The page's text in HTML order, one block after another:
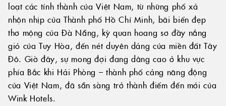
loạt các tỉnh thành của Việt Nam, từ những phố xá
nhộn nhịp của Thành phố Hồ Chí Minh, bãi biển đẹp
thơ mộng của Đà Nẵng, kỳ quan hoang sơ đầy nắng
gió của Tuy Hòa, đến nét duyên dáng của miền đất Tây
Đô. Giờ đây, sự mong đợi đang dâng cao ở khu vực
phía Bắc khi Hải Phòng – thành phố cảng năng động
của Việt Nam, đã sẵn sàng trở thành điểm đến mới của
Wink Hotels.